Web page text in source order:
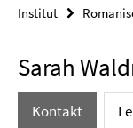
Institut
Sarah
Kontakt